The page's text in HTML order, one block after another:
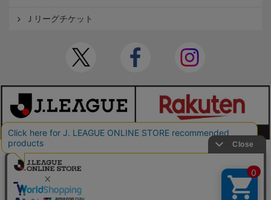
Ｊリーグチケット
本サイトで使用している文章・画像等の無断での複製・転載を禁止します。
© JAPAN PROFESSIONAL FOOTBALL LEAGUE Rakuten Group, Inc. ALL RIGHTS RE